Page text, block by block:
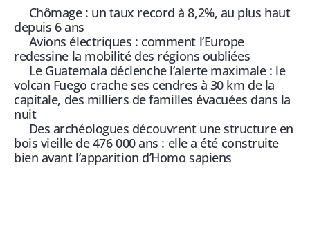
Chômage : un taux record à 8,2%, au plus haut
depuis 6 ans
Avions électriques : comment l’Europe
redessine la mobilité des régions oubliées
Le Guatemala déclenche l’alerte maximale : le
volcan Fuego crache ses cendres à 30 km de la
capitale, des milliers de familles évacuées dans la
nuit
Des archéologues découvrent une structure en
bois vieille de 476 000 ans : elle a été construite
bien avant l’apparition d’Homo sapiens